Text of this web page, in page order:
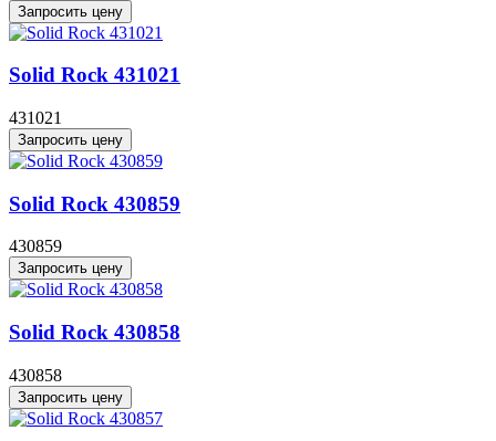
Запросить цену
Solid Rock 431021
431021
Запросить цену
Solid Rock 430859
430859
Запросить цену
Solid Rock 430858
430858
Запросить цену